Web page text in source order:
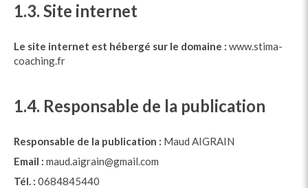
1.3. Site internet
Le site internet est hébergé sur le domaine : www.stima-
coaching.fr
1.4. Responsable de la publication
Responsable de la publication : Maud AIGRAIN
Email : maud.aigrain@gmail.com
Tél. : 0684845440